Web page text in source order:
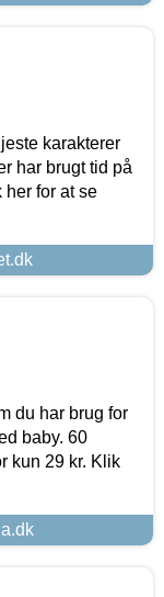
karakterer
har brugt tid på
her for at se
du har brug for
baby. 60
kun 29 kr. Klik